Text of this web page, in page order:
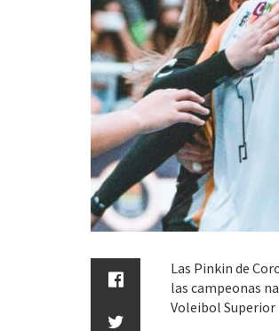
Las Pinkin de
las campeonas
Voleibol Superior